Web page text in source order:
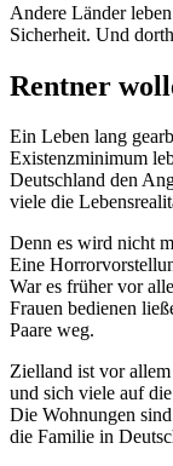
Andere Länder
Sicherheit. Und
Rentner
Ein Leben lang
Existenzminimum
Deutschland den
viele die
Denn es wird nicht
Eine
War es früher vor
Frauen bedienen
Paare weg.
Zielland ist vor
und sich viele auf
Die Wohnungen
die Familie in